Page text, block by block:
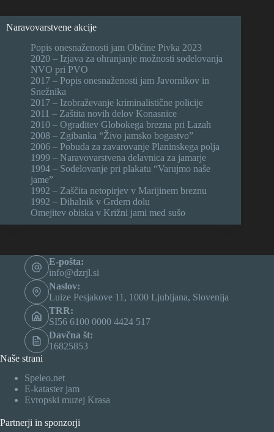
Naravovarstvene akcije
Popis onesnaženosti jam Občine Pivka 2023
2020 – Izjava za ohranjanje možnosti sodelovanja
NVO pri PVO
2017 – Popis onesnaženosti jam Javornikov in
Snežnika
2017 – Izobraževanje kriminalistične policije
2011 – Zaštita novih delov Konasnice
2010 – Ograditev Globokega brezna pri Lazah
2008 – Zgibanka “Živo jamsko bogastvo”
2006 – Pobuda za zavarovanje Planinskega polja
1999 – Naravovarstvena delavnica za jamarje
1994 – Sodelovanje pri plakatu “Varujmo naše
jame”
1992 – Zaščita netopirjev v Marijinem breznu
1992 – Dihalnik v Grdem dolu
Omejitev obiska v Križni jami med sušo
E-pošta:
info@dzrjl.si
Naslov:
Luize Pesjakove 11, 1000 Ljubljana, Slovenija
TRR:
SI56 6100 0000 4424 517
Davčna št:
16825853
Naše strani
Speleo.net
E-kataster jam
Evropski muzej Krasa
Partnerji in sponzorji